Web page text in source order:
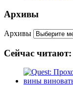
Архивы
Архивы
Сейчас читают: